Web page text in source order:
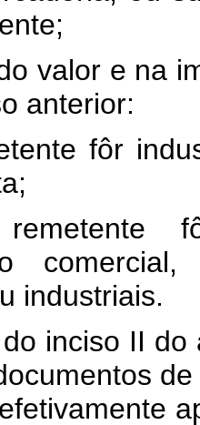
valor e na
anterior:
fôr
industriais.
inciso II